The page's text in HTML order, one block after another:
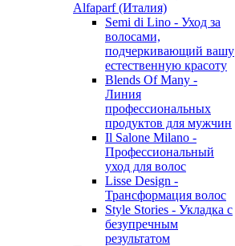
Alfaparf (Италия)
Semi di Lino - Уход за
волосами,
подчеркивающий вашу
естественную красоту
Blends Of Many -
Линия
профессиональных
продуктов для мужчин
Il Salone Milano -
Профессиональный
уход для волос
Lisse Design -
Трансформация волос
Style Stories - Укладка с
безупречным
результатом